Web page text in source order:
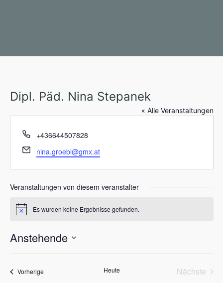
Dipl. Päd. Nina Stepanek
« Alle Veranstaltungen
T
l
o
+436644507828
E
m
a
nina.groebl@gmx.at
Veranstaltungen von diesem veranstalter
H
w
e
i
Es wurden keine Ergebnisse gefunden.
Anstehende
t
VorherigeVeranstaltungen Heute
Nächste